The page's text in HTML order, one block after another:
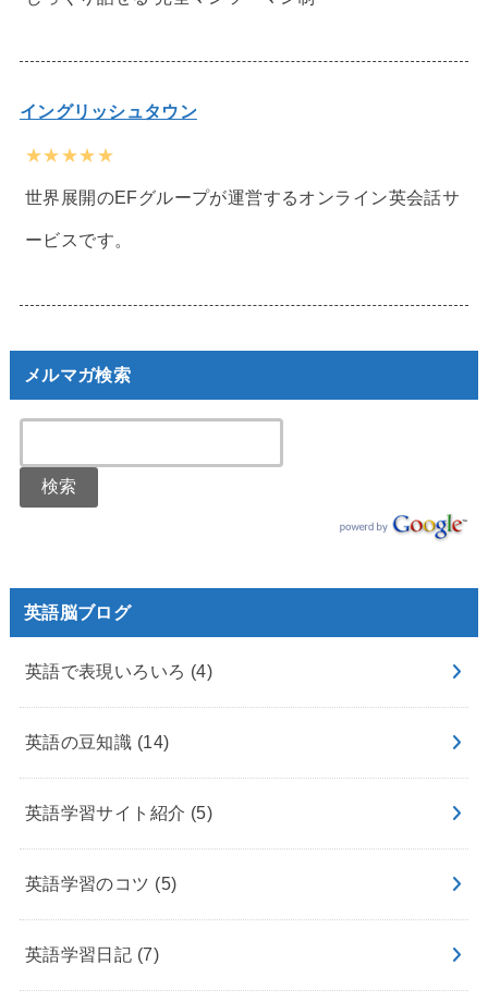
イングリッシュタウン
★★★★★
世界展開のEFグループが運営するオンライン英会話サ
ービスです。
メルマガ検索
英語脳ブログ
英語で表現いろいろ (4)
英語の豆知識 (14)
英語学習サイト紹介 (5)
英語学習のコツ (5)
英語学習日記 (7)